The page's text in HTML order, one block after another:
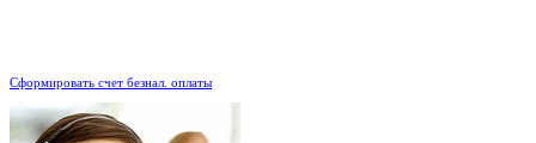
Сформировать счет безнал. оплаты